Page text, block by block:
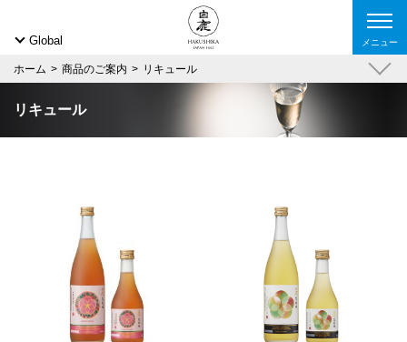
メニュー
Global
ホーム 商品のご案内 リキュール
リキュール